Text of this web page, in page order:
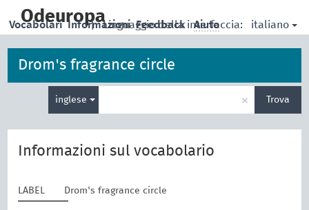
main
Odeuropa
| Linguaggio della interfaccia: italiano
Vocabolari Informazioni Feedback Aiuto
Drom's fragrance circle
inglese
per
la
× Trova
Informazioni sul vocabolario
LABEL Drom's fragrance circle